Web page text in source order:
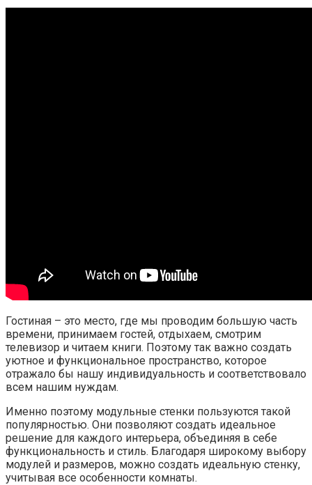
Гостиная – это место, где мы проводим большую часть
времени, принимаем гостей, отдыхаем, смотрим
телевизор и читаем книги. Поэтому так важно создать
уютное и функциональное пространство, которое
отражало бы нашу индивидуальность и соответствовало
всем нашим нуждам.
Именно поэтому модульные стенки пользуются такой
популярностью. Они позволяют создать идеальное
решение для каждого интерьера, объединяя в себе
функциональность и стиль. Благодаря широкому выбору
модулей и размеров, можно создать идеальную стенку,
учитывая все особенности комнаты.